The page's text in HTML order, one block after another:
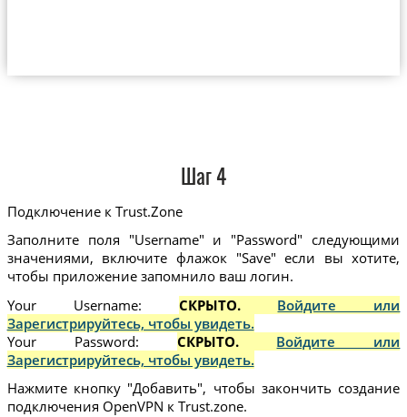
Шаг 4
Подключение к Trust.Zone
Заполните поля "Username" и "Password" следующими
значениями, включите флажок "Save" если вы хотите,
чтобы приложение запомнило ваш логин.
Your Username: СКРЫТО. Войдите или
Зарегистрируйтесь, чтобы увидеть.
Your Password: СКРЫТО. Войдите или
Зарегистрируйтесь, чтобы увидеть.
Нажмите кнопку "Добавить", чтобы закончить создание
подключения OpenVPN к Trust.zone.